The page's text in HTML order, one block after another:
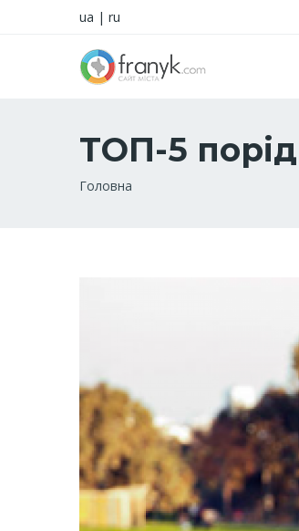
ua | ru
ТОП-5 порід
Рядок
Головна